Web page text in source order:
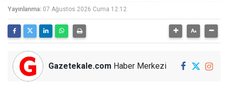
Yayınlanma: 07 Ağustos 2026 Cuma 12:12
Gazetekale.com Haber Merkezi